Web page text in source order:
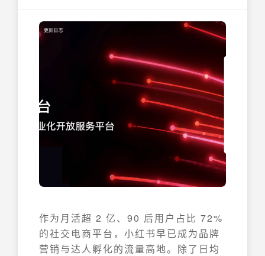
作为月活超 2 亿、90 后用户占比 72%
的社交电商平台，小红书早已成为品牌
营销与达人孵化的流量高地。除了日均